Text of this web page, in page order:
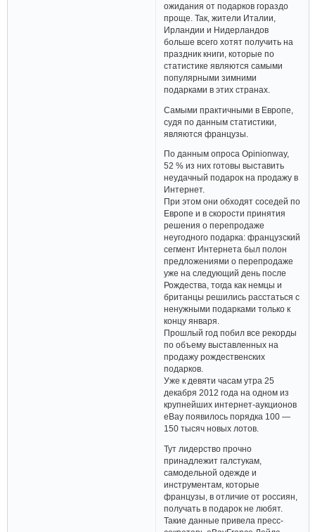
ожидания от подарков гораздо
проще. Так, жители Италии,
Ирландии и Нидерландов
больше всего хотят получить на
праздник книги, которые по
статистике являются самыми
популярными зимними
подарками в этих странах.
Самыми практичными в Европе,
судя по данным статистики,
являются французы.
По данным опроса Opinionway,
52 % из них готовы выставить
неудачный подарок на продажу в
Интернет.
При этом они обходят соседей по
Европе и в скорости принятия
решения о перепродаже
неугодного подарка: французский
сегмент Интернета был полон
предложениями о перепродаже
уже на следующий день после
Рождества, тогда как немцы и
британцы решились расстаться с
ненужными подарками только к
концу января.
Прошлый год побил все рекорды
по объему выставленных на
продажу рождественских
подарков.
Уже к девяти часам утра 25
декабря 2012 года на одном из
крупнейших интернет-аукционов
eBay появилось порядка 100 —
150 тысяч новых лотов.
Тут лидерство прочно
принадлежит галстукам,
самодельной одежде и
инструментам, которые
французы, в отличие от россиян,
получать в подарок не любят.
Такие данные привела пресс-